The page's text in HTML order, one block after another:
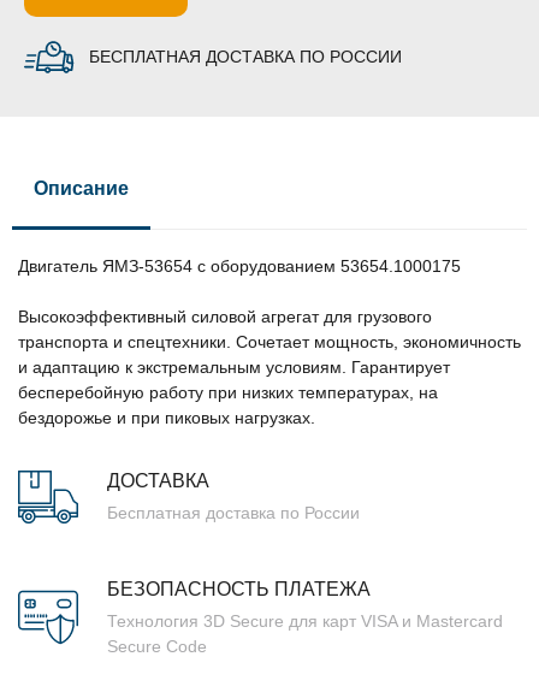
БЕСПЛАТНАЯ ДОСТАВКА ПО РОССИИ
Описание
Двигатель ЯМЗ-53654 с оборудованием 53654.1000175
Высокоэффективный силовой агрегат для грузового
транспорта и спецтехники. Сочетает мощность, экономичность
и адаптацию к экстремальным условиям. Гарантирует
бесперебойную работу при низких температурах, на
бездорожье и при пиковых нагрузках.
ДОСТАВКА
Бесплатная доставка по России
БЕЗОПАСНОСТЬ ПЛАТЕЖА
Технология 3D Secure для карт VISA и Mastercard
Secure Code